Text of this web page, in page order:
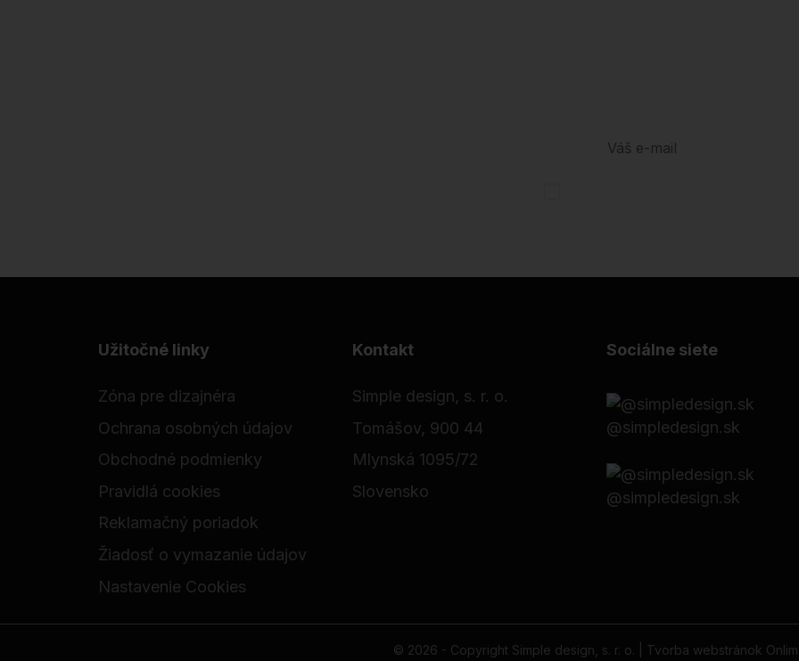
Užitočné linky
Zóna pre dizajnéra
Ochrana osobných údajov
Obchodné podmienky
Pravidlá cookies
Reklamačný poriadok
Žiadosť o vymazanie údajov
Nastavenie Cookies
Kontakt
Simple design, s. r. o.
Tomášov, 900 44
Mlynská 1095/72
Slovensko
Sociálne siete
@simpledesign.sk
@simpledesign.sk
© 2026 - Copyright Simple design, s. r. o. | Tvorba webstránok